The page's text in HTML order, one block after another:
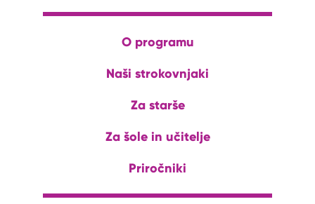
O programu
Naši strokovnjaki
Za starše
Za šole in učitelje
Priročniki